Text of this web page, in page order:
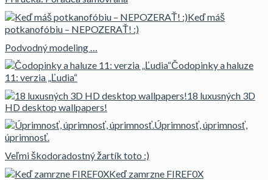
Keď máš
potkanofóbiu – NEPOZERAŤ! :)
Podvodný modeling …
Čodopinky a haluze
11: verzia „Ľudia“
18 luxusných 3D
HD desktop wallpapers!
Úprimnosť, úprimnosť,
úprimnosť.
Veľmi škodoradostný žartík toto :)
Keď zamrzne FIREF0X